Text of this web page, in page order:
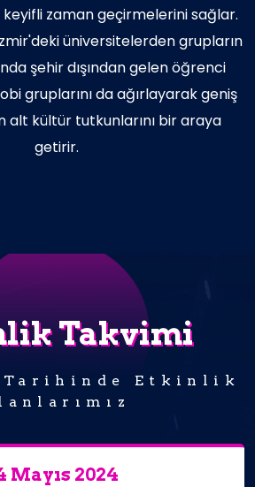
zaman geçirmelerini sağlar.
üniversitelerden grupların
şehir dışından gelen öğrenci
gruplarını da ağırlayarak geniş
alt kültür tutkunlarını bir araya
getirir.
Takvimi
Tarihinde Etkinlik
Mayıs 2024